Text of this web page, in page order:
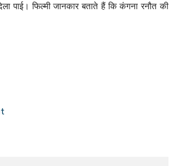
पाई। फिल्मी जानकार बताते हैं कि ‌कंगना रनौत की